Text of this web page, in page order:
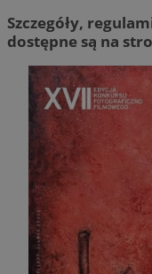
Szczegóły,
dostępne są na